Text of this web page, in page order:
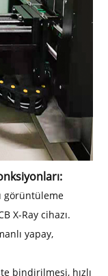
görüntüleme
X-Ray cihazı.
yapay,
bindirilmesi, hızlı